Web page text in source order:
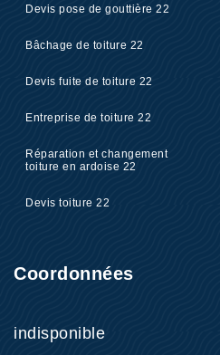
Devis pose de gouttière 22
Bâchage de toiture 22
Devis fuite de toiture 22
Entreprise de toiture 22
Réparation et changement
toiture en ardoise 22
Devis toiture 22
Coordonnées
indisponible